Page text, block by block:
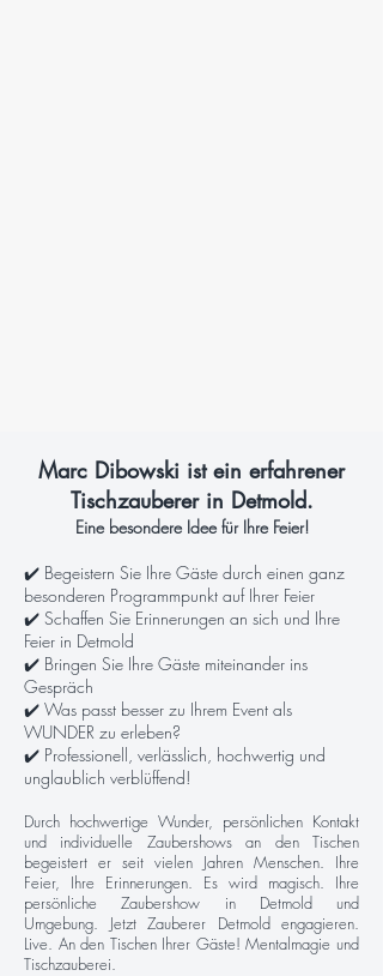
Marc Dibowski ist ein erfahrener
Tischzauberer in Detmold.
Eine besondere Idee für Ihre Feier!
✔️ Begeistern Sie Ihre Gäste durch einen ganz
besonderen Programmpunkt auf Ihrer Feier
✔️ Schaffen Sie Erinnerungen an sich und Ihre
Feier in Detmold
✔️ Bringen Sie Ihre Gäste miteinander ins
Gespräch
✔️ Was passt besser zu Ihrem Event als
WUNDER zu erleben?
✔️ Professionell, verlässlich, hochwertig und
unglaublich verblüffend!
Durch hochwertige Wunder, persönlichen Kontakt
und individuelle Zaubershows an den Tischen
begeistert er seit vielen Jahren Menschen. Ihre
Feier, Ihre Erinnerungen. Es wird magisch. Ihre
persönliche Zaubershow in Detmold und
Umgebung. Jetzt Zauberer Detmold engagieren.
Live. An den Tischen Ihrer Gäste! Mentalmagie und
Tischzauberei.